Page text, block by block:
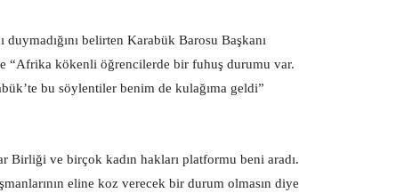
belirten Karabük Barosu Başkanı
“Afrika kökenli öğrencilerde bir fuhuş durumu var.
bu söylentiler benim de kulağıma geldi”
ve birçok kadın hakları platformu beni aradı.
eline koz verecek bir durum olmasın diye